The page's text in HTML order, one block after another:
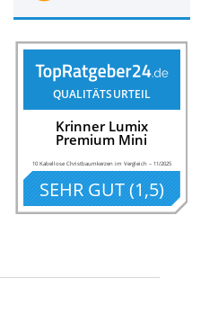
QUALITÄTSURTEIL
Krinner Lumix
Premium Mini
10 Kabellose Christbaumkerzen im Vergleich– 11/2025
SEHR GUT(1,5)
Weihnachtsbeleuchtung
LED-Weihnachtsbaumkerzen
Lichterkette Kerzen
Lichterkette Kerzen Weihnachtskerzen